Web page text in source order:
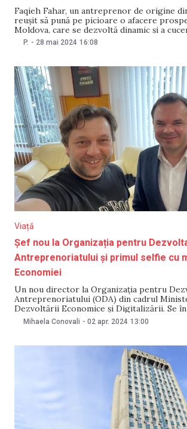
Faqieh Fahar, un antreprenor de origine
reușit să pună pe picioare o afacere
Moldova, care se dezvoltă dinamic și a
importante, precum cea a SUA și a
P. - 28 mai 2024 16:08
Viață
Șef nou la Organizația pentru
Antreprenoriatului și primul selfie cu
Economiei
Un nou director la Organizația pentru
Antreprenoriatului (ODA) din cadrul
Dezvoltării Economice și Digitalizării. Se
în decembrie 2023, Dumitru Pîntea a
de director. Urmare a desfășurării unui
Dezvoltării Economice, Codreanu în
Mihaela Conovali - 02 apr. 2024 13:00